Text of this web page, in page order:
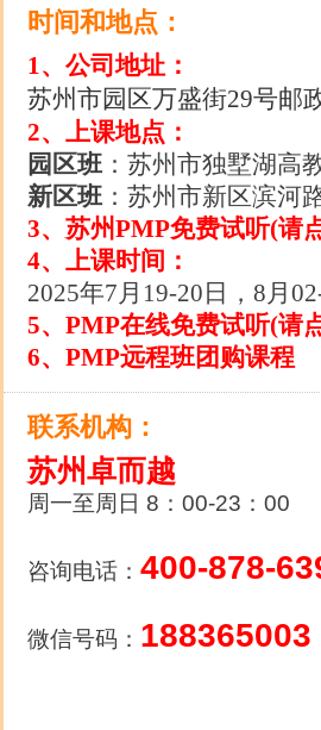
时间和地点：
1、公司地址：
苏州市园区万盛街29号邮
2、上课地点：
园区班 ：苏州市独墅湖高
新区班 ：苏州市新区滨河
3、苏州PMP免费试听(请
4、上课时间：
2025年7月19-20日，8月
5、PMP在线免费试听(请
6、PMP远程班团购课程
联系机构：
苏州卓而越
周一至周日 8：00-23：00
咨询电话： 400-878-
微信号码： 188365003